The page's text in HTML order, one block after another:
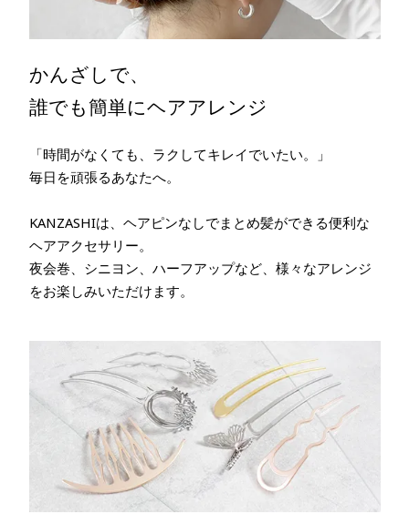
かんざしで、
誰でも簡単にヘアアレンジ
「時間がなくても、ラクしてキレイでいたい。」
毎日を頑張るあなたへ。
KANZASHIは、ヘアピンなしでまとめ髪ができる便利な
ヘアアクセサリー。
夜会巻、シニヨン、ハーフアップなど、様々なアレンジ
をお楽しみいただけます。